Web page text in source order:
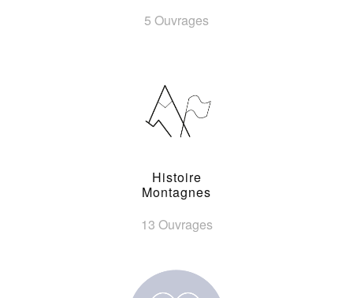
5 Ouvrages
Histoire
Montagnes
13 Ouvrages